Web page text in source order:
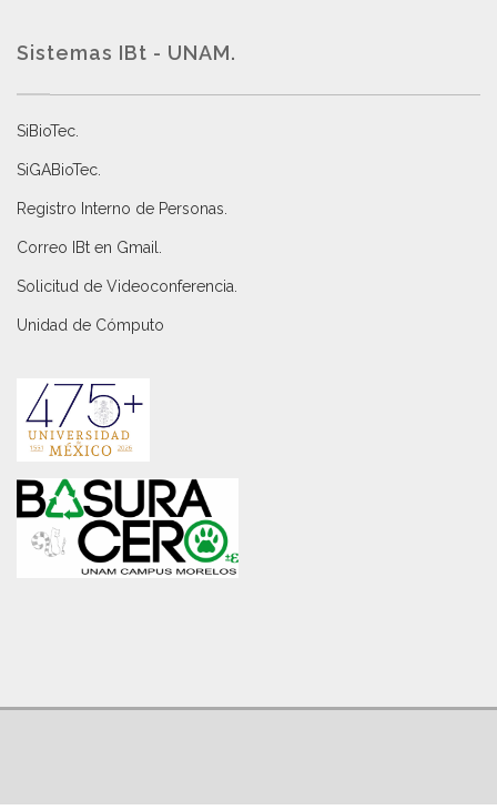
Sistemas IBt - UNAM.
SiBioTec
SiGABioTec.
Registro Interno de Personas
Correo IBt en Gmail
Solicitud de Videoconferencia.
Unidad de Cómputo